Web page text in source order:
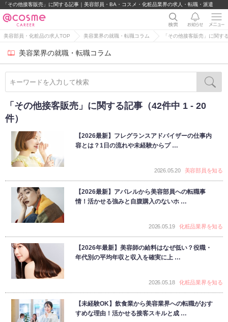
「その他接客販売」に関する記事｜美容部員・BA・コスメ・化粧品業界の求人・転職・派遣
美容部員・化粧品の求人TOP 美容業界の就職・転職コラム 「その他接客販売」に関す
美容業界の就職・転職コラム
「その他接客販売」に関する記事（42件中 1 - 20
件）
【2026最新】フレグランスアドバイザーの仕事内
容とは？1日の流れや未経験からプ …
2026.05.20 美容部員を知る
【2026最新】アパレルから美容部員への転職事
情！活かせる強みと自腹購入のないホ …
2026.05.19 化粧品業界を知る
【2026年最新】美容師の給料はなぜ低い？役職・
年代別の平均年収と収入を確実に上 …
2026.05.18 化粧品業界を知る
【未経験OK】飲食業から美容業界への転職がおす
すめな理由！活かせる接客スキルと成 …